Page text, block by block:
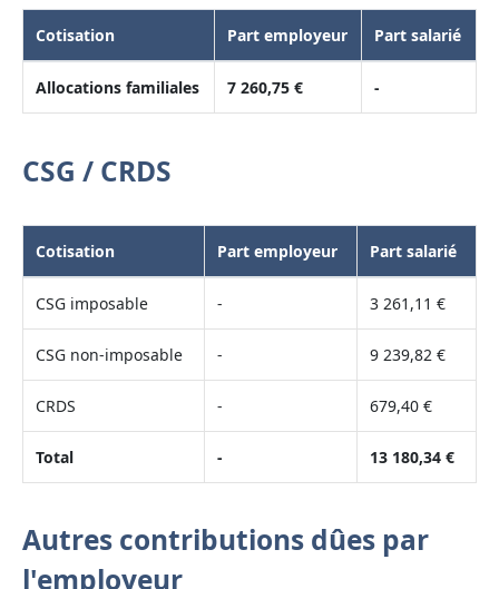
Cotisation Part employeur Part salarié
Allocations familiales 7 260,75 € -
CSG / CRDS
Cotisation Part employeur Part salarié
CSG imposable - 3 261,11 €
CSG non-imposable - 9 239,82 €
CRDS - 679,40 €
Total - 13 180,34 €
Autres contributions dûes par
l'employeur